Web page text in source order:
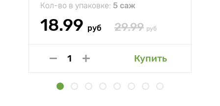
Кол-во в упаковке: 5 саж
18.99 руб 29.99 руб
Купить